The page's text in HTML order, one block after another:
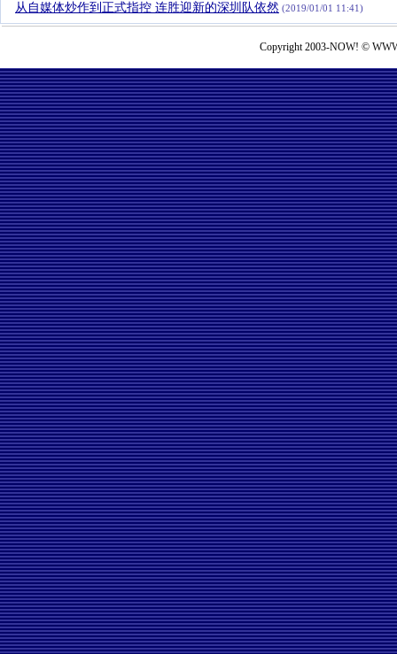
从自媒体炒作到正式指控 连胜迎新的深圳队依然 (2019/01/01 11:41)
Copyright 2003-NOW! ©